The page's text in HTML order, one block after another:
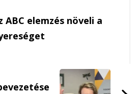
ABC elemzés növeli a